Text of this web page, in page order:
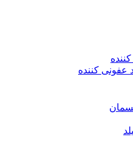
عفونی کننده